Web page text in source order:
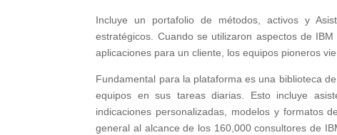
Incluye un portafolio de métodos, activos y
estratégicos. Cuando se utilizaron aspectos de
aplicaciones para un cliente, los equipos pioneros
Fundamental para la plataforma es una biblioteca
equipos en sus tareas diarias. Esto incluye
indicaciones personalizadas, modelos y formatos
general al alcance de los 160,000 consultores de